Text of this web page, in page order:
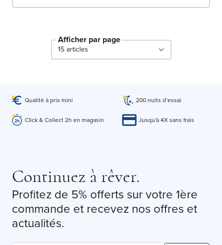
Afficher par page
Qualité à prix mini 200 nuits d’essai
Click & Collect 2h en magasin Jusqu'à 4X sans frais
Continuez à rêver.
Profitez de 5% offerts sur votre 1ère
commande et recevez nos offres et
actualités.